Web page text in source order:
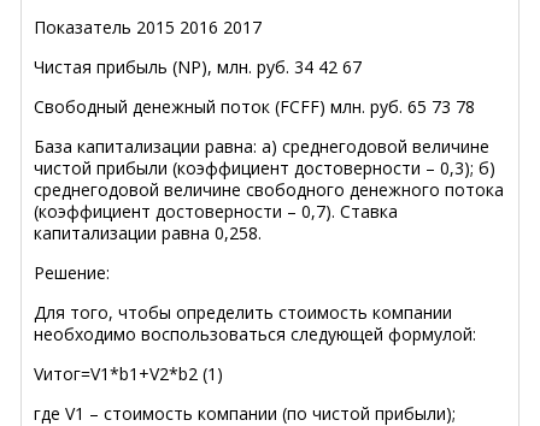
Показатель 2015 2016 2017
Чистая прибыль (NP), млн. руб. 34 42 67
Свободный денежный поток (FCFF) млн. руб. 65 73 78
База капитализации равна: а) среднегодовой величине
чистой прибыли (коэффициент достоверности – 0,3); б)
среднегодовой величине свободного денежного потока
(коэффициент достоверности – 0,7). Ставка
капитализации равна 0,258.
Решение:
Для того, чтобы определить стоимость компании
необходимо воспользоваться следующей формулой:
Vитог=V1*b1+V2*b2 (1)
где V1 – стоимость компании (по чистой прибыли);